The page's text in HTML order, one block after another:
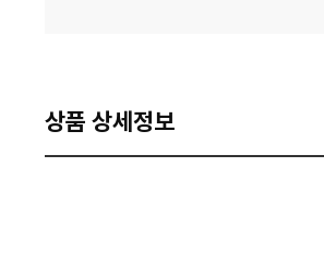
상품 상세정보